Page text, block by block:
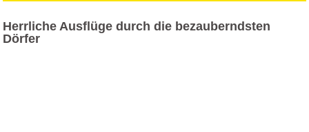
Herrliche Ausflüge durch die bezauberndsten
Dörfer